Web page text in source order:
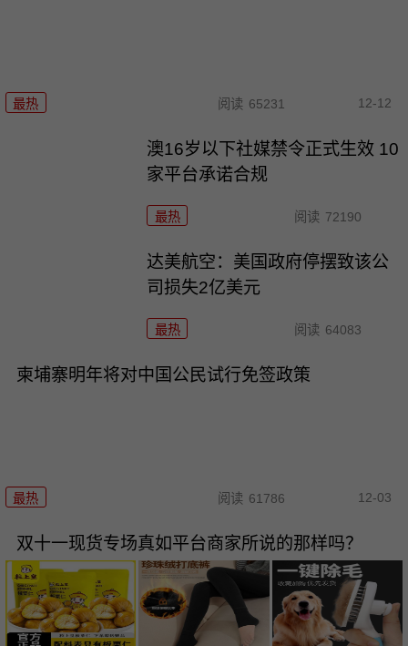
最热 阅读 65231 12-12
澳16岁以下社媒禁令正式生效 10
家平台承诺合规
最热 阅读 72190
达美航空：美国政府停摆致该公
司损失2亿美元
最热 阅读 64083
柬埔寨明年将对中国公民试行免签政策
最热 阅读 61786 12-03
双十一现货专场真如平台商家所说的那样吗？